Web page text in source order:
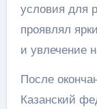
условия для
проявлял
и увлечение
После
Казанский